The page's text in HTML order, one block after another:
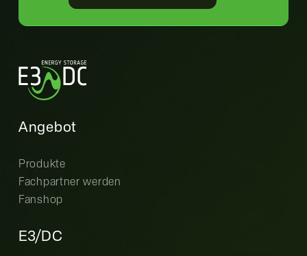
Angebot
Produkte
Fachpartner werden
Fanshop
E3/DC